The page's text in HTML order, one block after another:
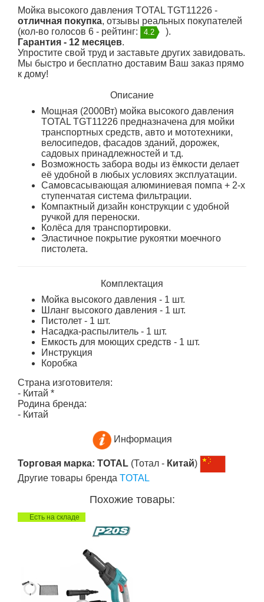
Мойка высокого давления TOTAL TGT11226 -
отличная покупка, отзывы реальных покупателей
(кол-во голосов 6 - рейтинг:
4.2
).
Гарантия - 12 месяцев.
Упростите свой труд и заставьте других завидовать.
Мы быстро и бесплатно доставим Ваш заказ прямо
к дому!
Описание
Мощная (2000Вт) мойка высокого давления
TOTAL TGT11226 предназначена для мойки
транспортных средств, авто и мототехники,
велосипедов, фасадов зданий, дорожек,
садовых принадлежностей и т.д.
Возможность забора воды из ёмкости делает
её удобной в любых условиях эксплуатации.
Самовсасывающая алюминиевая помпа + 2-х
ступенчатая система фильтрации.
Компактный дизайн конструкции с удобной
ручкой для переноски.
Колёса для транспортировки.
Эластичное покрытие рукоятки моечного
пистолета.
Комплектация
Мойка высокого давления - 1 шт.
Шланг высокого давления - 1 шт.
Пистолет - 1 шт.
Насадка-распылитель - 1 шт.
Емкость для моющих средств - 1 шт.
Инструкция
Коробка
Страна изготовителя:
- Китай *
Родина бренда:
- Китай
Информация
Торговая марка: TOTAL (Тотал - Китай)
Другие товары бренда TOTAL
Похожие товары:
Есть на складе